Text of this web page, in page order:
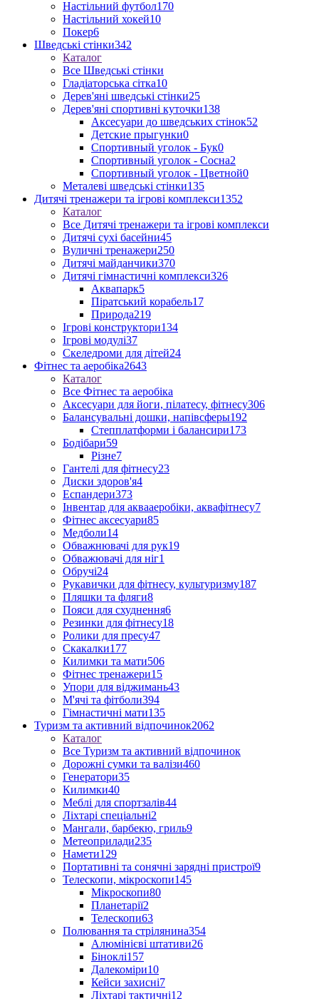
Настільний футбол170
Настільний хокей10
Покер6
Шведські стінки342
Каталог
Все Шведські стінки
Гладіаторська сітка10
Дерев'яні шведські стінки25
Дерев'яні спортивні куточки138
Аксесуари до шведських стінок52
Детские прыгунки0
Спортивный уголок - Бук0
Спортивный уголок - Сосна2
Спортивный уголок - Цветной0
Металеві шведські стінки135
Дитячі тренажери та ігрові комплекси1352
Каталог
Все Дитячі тренажери та ігрові комплекси
Дитячі сухі басейни45
Вуличні тренажери250
Дитячі майданчики370
Дитячі гімнастичні комплекси326
Аквапарк5
Піратський корабель17
Природа219
Ігрові конструктори134
Ігрові модулі37
Скеледроми для дітей24
Фітнес та аеробіка2643
Каталог
Все Фітнес та аеробіка
Аксесуари для йоги, пілатесу, фітнесу306
Балансувальні дошки, напівсферы192
Степплатформи і балансири173
Бодібари59
Різне7
Гантелі для фітнесу23
Диски здоров'я4
Еспандери373
Інвентар для аквааеробіки, аквафітнесу7
Фітнес аксесуари85
Медболи14
Обважнювачі для рук19
Обважювачі для ніг1
Обручі24
Рукавички для фітнесу, культуризму187
Пляшки та фляги8
Пояси для схуднення6
Резинки для фітнесу18
Ролики для пресу47
Скакалки177
Килимки та мати506
Фітнес тренажери15
Упори для віджимань43
М'ячі та фітболи394
Гімнастичні мати135
Туризм та активний відпочинок2062
Каталог
Все Туризм та активний відпочинок
Дорожні сумки та валізи460
Генератори35
Килимки40
Меблі для спортзалів44
Ліхтарі спеціальні2
Мангали, барбекю, гриль9
Метеоприлади235
Намети129
Портативні та сонячні зарядні пристрої9
Телескопи, мікроскопи145
Мікроскопи80
Планетарії2
Телескопи63
Полювання та стрілянина354
Алюмінієві штативи26
Біноклі157
Далекоміри10
Кейси захисні7
Ліхтарі тактичні12